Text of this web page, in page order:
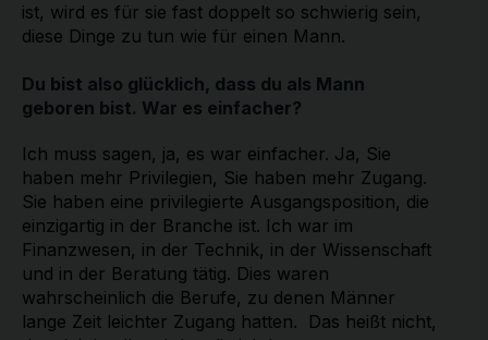
ist, wird es für sie fast doppelt so schwierig sein,
diese Dinge zu tun wie für einen Mann.
Du bist also glücklich, dass du als Mann
geboren bist. War es einfacher?
Ich muss sagen, ja, es war einfacher. Ja, Sie
haben mehr Privilegien, Sie haben mehr Zugang.
Sie haben eine privilegierte Ausgangsposition, die
einzigartig in der Branche ist. Ich war im
Finanzwesen, in der Technik, in der Wissenschaft
und in der Beratung tätig. Dies waren
wahrscheinlich die Berufe, zu denen Männer
lange Zeit leichter Zugang hatten. Das heißt nicht,